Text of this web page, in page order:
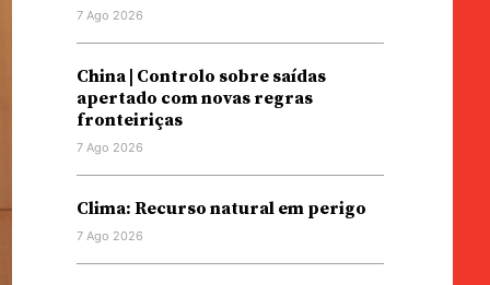
7 Ago 2026
China | Controlo sobre saídas
apertado com novas regras
fronteiriças
7 Ago 2026
Clima: Recurso natural em perigo
7 Ago 2026